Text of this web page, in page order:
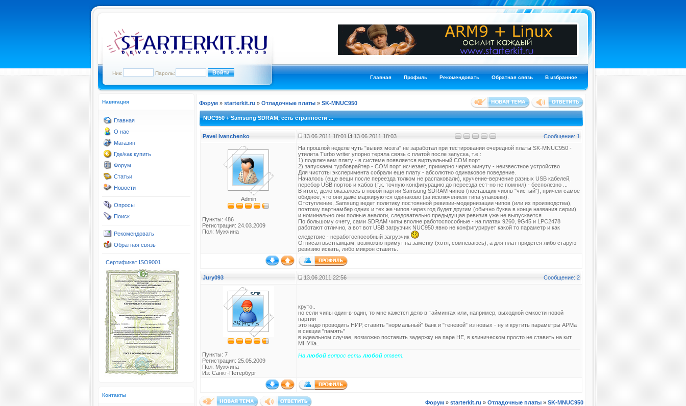
Ник: Пароль:
Главная Профиль Рекомендовать Обратная связь В избранное
Навигация
Главная
О нас
Магазин
Где/как купить
Форум
Статьи
Новости
Опросы
Поиск
Рекомендовать
Обратная связь
Сертификат ISO9001
Контакты
Форум » starterkit.ru » Отладочные платы » SK-MNUC950
NUC950 + Samsung SDRAM, есть странности ...
Pavel Ivanchenko 13.06.2011 18:01 13.06.2011 18:03 Сообщение: 1
Admin
Пункты: 486
Регистрация: 24.03.2009
Пол: Мужчина
На прошлой неделе чуть "вывих мозга" не заработал при тестировании очередной платы SK-MNUC950 -
утилита Turbo writer упорно теряла связь с платой после запуска, т.е.:
1) подключаем плату - в системе появляется виртуальный COM порт
2) запускаем турбоврайтер - COM порт исчезает, примерно через минуту - неизвестное устройство
Для чистоты эксперимента собрали еще плату - абсолютно одинаковое поведение.
Началось (еще вещи после переезда толком не распаковали), кручение-верчение разных USB кабелей,
перебор USB портов и хабов (т.к. точную конфигурацию до переезда ест-но не помнил) - бесполезно ...
В итоге, дело оказалось в новой партии Samsung SDRAM чипов (поставщик чиопв "чистый"), причем самое
обидное, что они даже маркируются одинаково (за исключением типа упаковки).
Отступление, Samsung ведет политику постоянной ревизии-модернизации чипов (или их производства),
поэтому партнамбер одних и тех же чипов через год будет другим (обычно буква в конце названия серии)
и номинально они полные аналоги, следовательно предыдущая ревизия уже не выпускается.
По большому счету, сами SDRAM чипы вполне работоспособные - на платах 9260, 9G45 и LPC2478
работают отлично, а вот вот USB загрузчик NUC950 явно не конфигурирует какой то параметр и как
следствие - неработоспособный загрузчик
Отписал вьетнамцам, возможно примут на заметку (хотя, сомневаюсь), а для плат придется либо старую
ревизию искать, либо микрон ставить.
Jury093 13.06.2011 22:56 Сообщение: 2
Пункты: 7
Регистрация: 25.05.2009
Пол: Мужчина
Из: Санкт-Петербург
круто..
но если чипы один-в-один, то мне кажется дело в таймингах или, например, выходной емкости новой
партии
это надо проводить НИР, ставить "нормальный" банк и "теневой" из новых - ну и крутить параметры АРМа
в секции "память"
в идеальном случае, возможно поставить задержку на паре НЕ, в клиническом просто не ставить на кит
МНУКа..
На любой вопрос есть любой ответ.
Форум » starterkit.ru » Отладочные платы » SK-MNUC950